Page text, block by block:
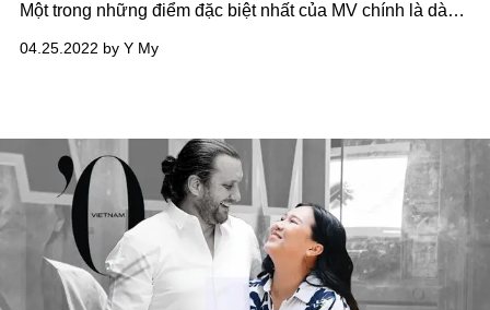
Một trong những điểm đặc biệt nhất của MV chính là dàn
Wowy, Noo Phước Thịnh, Hoàng Thuỳ Linh, Minh Hằng,
04.25.2022 by Y My